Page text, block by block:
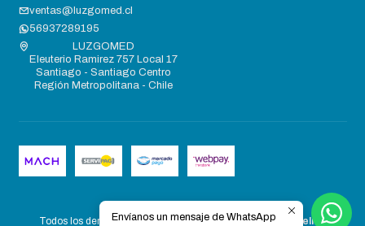
ventas@luzgomed.cl
56937289195
LUZGOMED
Eleuterio Ramirez 757 Local 17
Santiago - Santiago Centro
Región Metropolitana - Chile
Todos los derechos reservados.Desarrollado por Jumpseller.
Envíanos un mensaje de WhatsApp